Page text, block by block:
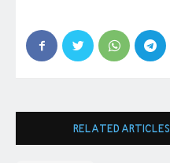
RELATED ARTICLES